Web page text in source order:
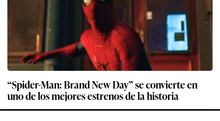
“Spider-Man: Brand New Day” se convierte en
uno de los mejores estrenos de la historia